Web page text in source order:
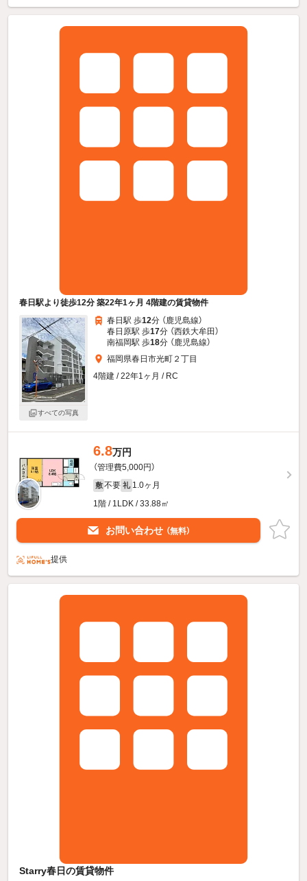
春日駅より徒歩12分 築22年1ヶ月 4階建の賃貸物件
すべての写真
春日駅 歩12分 （鹿児島線）
春日原駅 歩17分 （西鉄大牟田）
南福岡駅 歩18分 （鹿児島線）
福岡県春日市光町２丁目
4階建 / 22年1ヶ月 / RC
6.8万円
（管理費5,000円）
敷 不要 礼 1.0ヶ月
1階 / 1LDK / 33.88㎡
お問い合わせ （無料）
提供
Starry春日の賃貸物件